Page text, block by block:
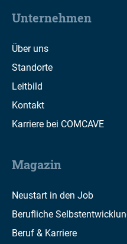
Unternehmen
Über uns
Standorte
Leitbild
Kontakt
Karriere bei COMCAVE
Magazin
Neustart in den Job
Berufliche
Beruf & Karriere